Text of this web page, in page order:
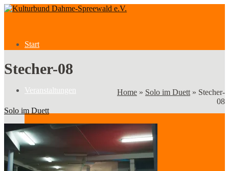
Start
Veranstaltungen
Veranstaltungen
Stecher-08
Home » Solo im Duett » Stecher-
08
Solo im Duett